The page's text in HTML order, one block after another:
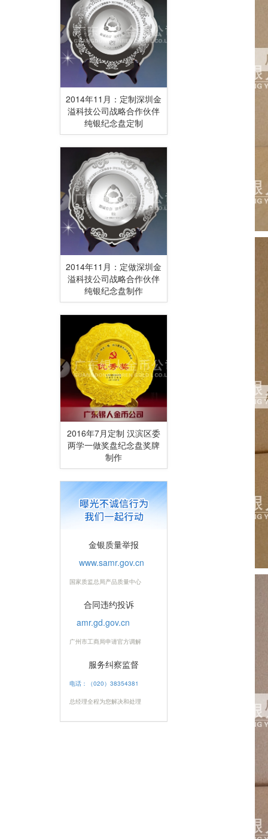
2014年11月：定制深圳金
溢科技公司战略合作伙伴
纯银纪念盘定制
2014年11月：定做深圳金
溢科技公司战略合作伙伴
纯银纪念盘制作
2016年7月定制 汉滨区委
两学一做奖盘纪念盘奖牌
制作
金银质量举报
www.samr.gov.cn
国家质监总局产品质量中心
合同违约投诉
amr.gd.gov.cn
广州市工商局申请官方调解
服务纠察监督
电话：（020）38354381
总经理全程为您解决和处理